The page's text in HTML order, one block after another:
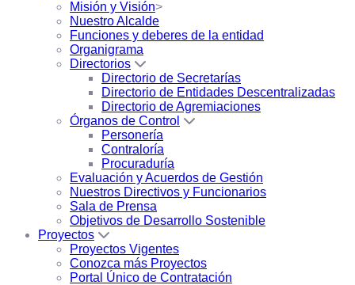
Misión y Visión>
Nuestro Alcalde
Funciones y deberes de la entidad
Organigrama
Directorios
Directorio de Secretarías
Directorio de Entidades Descentralizadas
Directorio de Agremiaciones
Órganos de Control
Personería
Contraloría
Procuraduría
Evaluación y Acuerdos de Gestión
Nuestros Directivos y Funcionarios
Sala de Prensa
Objetivos de Desarrollo Sostenible
Proyectos
Proyectos Vigentes
Conozca más Proyectos
Portal Único de Contratación